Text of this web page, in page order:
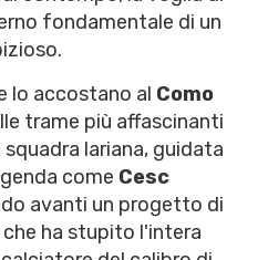
fondamentale di un
lo accostano al Como
trame più affascinanti
lariana, guidata
come Cesc
avanti un progetto di
ha stupito l'intera